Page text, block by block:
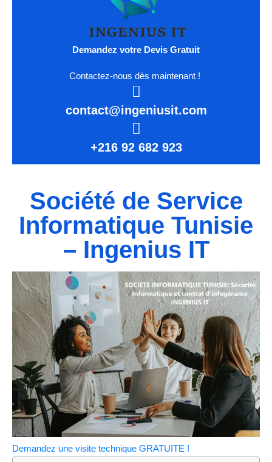
Demandez votre Devis Gratuit
Contactez-nous dès maintenant !
contact@ingeniusit.com
+216 92 682 923
Société de Service
Informatique Tunisie
– Ingenius IT
Demandez une visite technique GRATUITE !